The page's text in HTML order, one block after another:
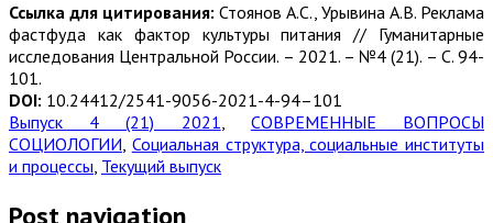
Ссылка для цитирования: Стоянов А.С., Урывина А.В. Реклама
фастфуда как фактор культуры питания // Гуманитарные
исследования Центральной России. – 2021. – №4 (21). – С. 94-
101.
DOI: 10.24412/2541-9056-2021-4-94–101
Выпуск 4 (21) 2021, СОВРЕМЕННЫЕ ВОПРОСЫ
СОЦИОЛОГИИ, Социальная структура, социальные институты
и процессы, Текущий выпуск
Post navigation